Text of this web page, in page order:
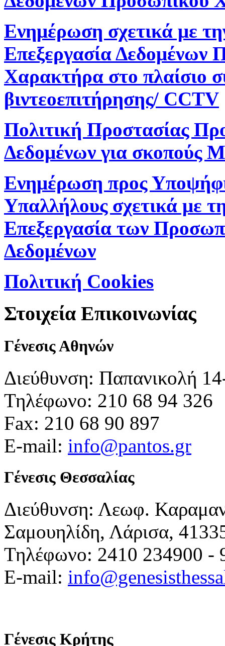
Ενημέρωση σχετικά με
Επεξεργασία Δεδομένων
Χαρακτήρα στο πλαίσιο
βιντεοεπιτήρησης/ CCTV
Πολιτική Προστασίας
Δεδομένων για σκοπούς
Ενημέρωση προς
Υπαλλήλους σχετικά με
Επεξεργασία των
Δεδομένων
Πολιτική Cookies
Στοιχεία Επικοινωνίας
Γένεσις Αθηνών
Διεύθυνση: Παπανικολή
Τηλέφωνο: 210 68 94 326
Fax: 210 68 90 897
E-mail: info@pantos.gr
Γένεσις Θεσσαλίας
Διεύθυνση: Λεωφ.
Σαμουηλίδη, Λάρισα,
Τηλέφωνο: 2410 234900 -
E-mail:
Γένεσις Κρήτης